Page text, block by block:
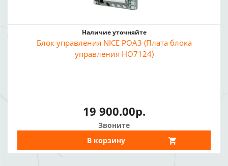
Наличие уточняйте
Блок управления NICE POA3 (Плата блока
управления HO7124)
19 900.00р.
Звоните
В корзину